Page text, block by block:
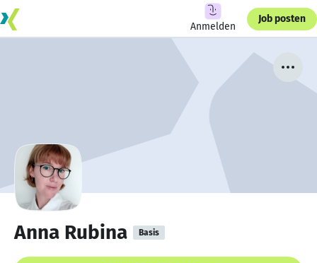
Anmelden
Job posten
Anna Rubina Basis